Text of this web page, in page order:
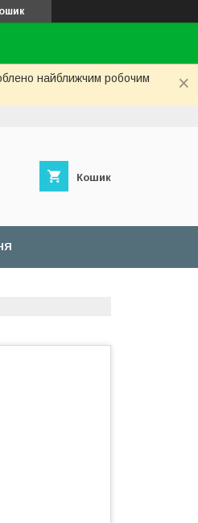
найближчим робочим
Кошик